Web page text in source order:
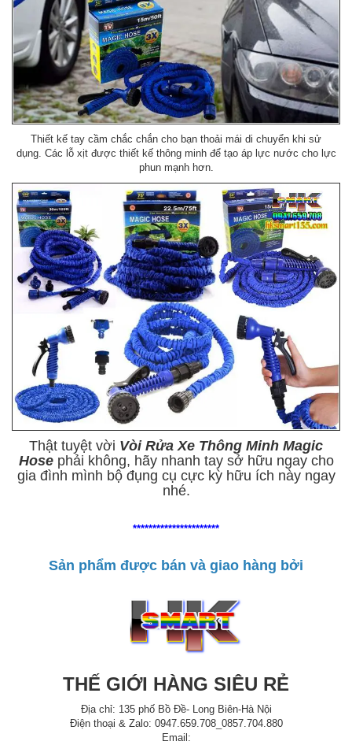
Thiết kế tay cầm chắc chắn cho bạn thoải mái di chuyển khi sử
dụng. Các lỗ xịt được thiết kế thông minh để tạo áp lực nước cho lực
phun mạnh hơn.
Thật tuyệt vời Vòi Rửa Xe Thông Minh Magic
Hosephải không, hãy nhanh tay sở hữu ngay cho
gia đình mình bộ đụng cụ cực kỳ hữu ích này ngay
nhé.
**********************
Sản phẩm được bán và giao hàng bởi
THẾ GIỚI HÀNG SIÊU RẺ
Địa chỉ: 135 phố Bồ Đề- Long Biên-Hà Nội
Điện thoại & Zalo: 0947.659.708_0857.704.880
Email: